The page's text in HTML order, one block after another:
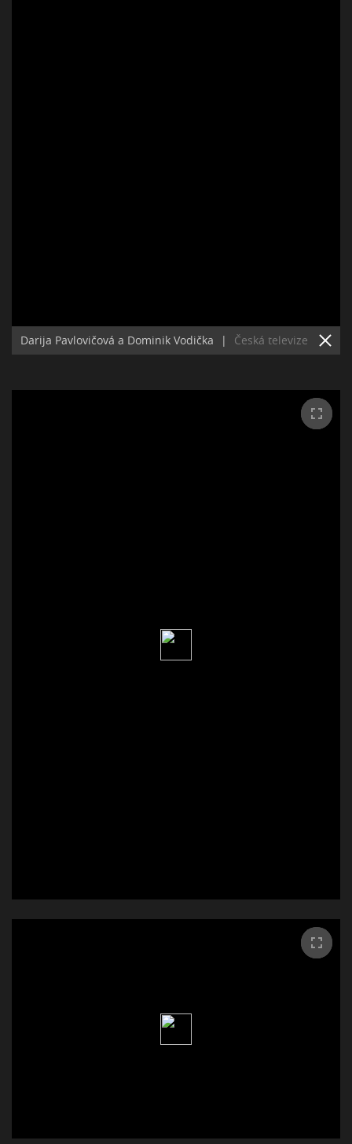
Darija Pavlovičová a Dominik Vodička | Česká televize